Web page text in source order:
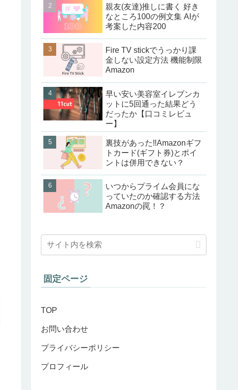
親友(友達)推しに書く 好き
なところ100の例文集 AIが
考案した内容200
Fire TV stickでうっかり課
金しない設定方法 機能制限
Amazon
早い安い美容室イレブンカ
ットに5回通った結果どう
だったか【口コミレビュ
ー】
裏技があった‼Amazonギフ
トカード(ギフト券)とポイ
ントは併用できない？
いつからプライム会員にな
っていたのか確認する方法
Amazonの罠！？
固定ページ
TOP
お問い合わせ
プライバシーポリシー
プロフィール